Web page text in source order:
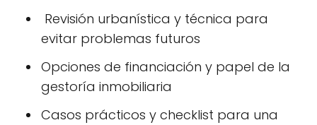
️ Revisión urbanística y técnica para
evitar problemas futuros
Opciones de financiación y papel de la
gestoría inmobiliaria
Casos prácticos y checklist para una